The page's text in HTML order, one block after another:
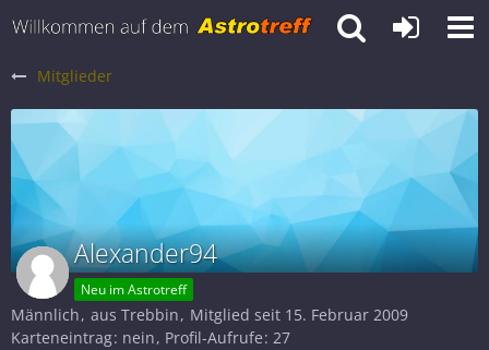
Mitglieder
Alexander94
Neu im Astrotreff
Männlich aus Trebbin
Mitglied seit 15. Februar 2009
Karteneintrag nein Profil-Aufrufe 27